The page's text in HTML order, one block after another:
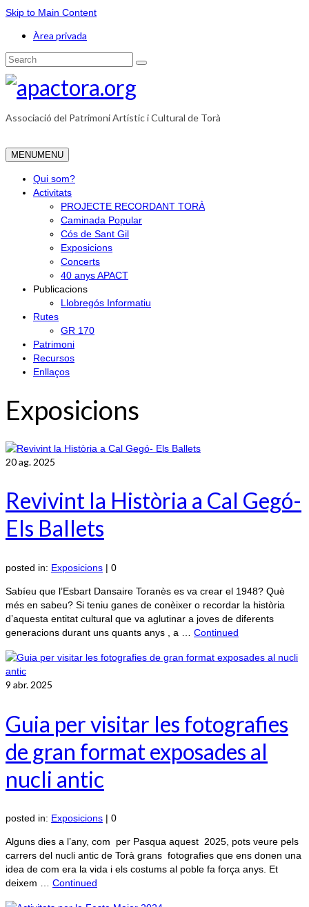
Skip to Main Content
Àrea privada
Search
for:
Associació del Patrimoni Artístic i Cultural de Torà
MENUMENU
Qui som?
Activitats
PROJECTE RECORDANT TORÀ
Caminada Popular
Cós de Sant Gil
Exposicions
Concerts
40 anys APACT
Publicacions
Llobregós Informatiu
Rutes
GR 170
Patrimoni
Recursos
Enllaços
Exposicions
20ag. 2025
Revivint la Història a Cal Gegó-
Els Ballets
posted in: Exposicions | 0
Sabíeu que l’Esbart Dansaire Toranès es va crear el 1948? Què
més en sabeu? Si teniu ganes de conèixer o recordar la història
d’aquesta entitat cultural que va aglutinar a joves de diferents
generacions durant uns quants anys , a … Continued
9 abr. 2025
Guia per visitar les fotografies
de gran format exposades al
nucli antic
posted in: Exposicions | 0
Alguns dies a l’any, com per Pasqua aquest 2025, pots veure pels
carrers del nucli antic de Torà grans fotografies que ens donen una
idea de com era la vida i els costums al poble fa força anys. Et
deixem … Continued